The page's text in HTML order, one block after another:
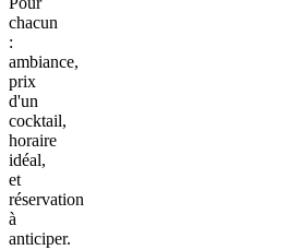
chacun
:
ambiance,
prix
d'un
cocktail,
horaire
idéal,
et
réservation
à
anticiper.